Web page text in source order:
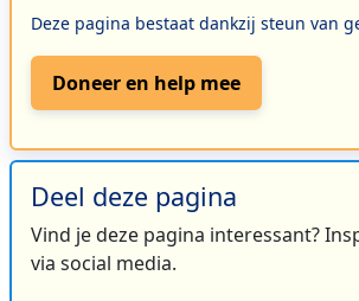
Deze pagina bestaat dankzij steun van
Doneer en help mee
Deel deze pagina
Vind je deze pagina interessant?
via social media.